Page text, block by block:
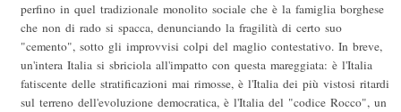
perfino in quel tradizionale monolito sociale che è la famiglia borghese
che non di rado si spacca, denunciando la fragilità di certo suo
"cemento", sotto gli improvvisi colpi del maglio contestativo. In breve,
un'intera Italia si sbriciola all'impatto con questa mareggiata: è l'Italia
fatiscente delle stratificazioni mai rimosse, è l'Italia dei più vistosi ritardi
sul terreno dell'evoluzione democratica, è l'Italia del "codice Rocco", un